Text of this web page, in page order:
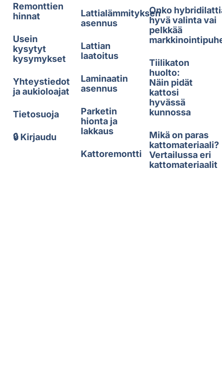
Remonttien
hinnat
Usein
kysytyt
kysymykset
Yhteystiedot
ja aukioloajat
Tietosuoja
🔒 Kirjaudu
Lattialämmityksen
asennus
Lattian
laatoitus
Laminaatin
asennus
Parketin
hionta ja
lakkaus
Kattoremontti
Onko
hyvä valinta vai
pelkkää
Tiilikaton
huolto:
Näin pidät
kattosi
hyvässä
kunnossa
Mikä on paras
kattomateriaali?
Vertailussa eri
kattomateriaalit